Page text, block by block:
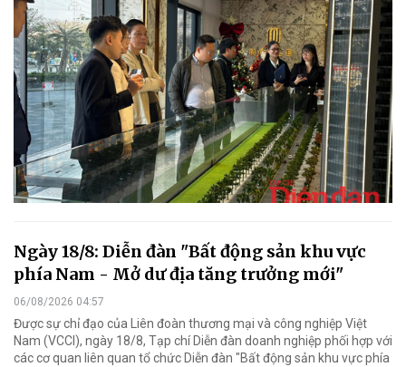
Ngày 18/8: Diễn đàn "Bất động sản khu vực
phía Nam - Mở dư địa tăng trưởng mới"
06/08/2026 04:57
Được sự chỉ đạo của Liên đoàn thương mại và công nghiệp Việt
Nam (VCCI), ngày 18/8, Tạp chí Diễn đàn doanh nghiệp phối hợp với
các cơ quan liên quan tổ chức Diễn đàn "Bất động sản khu vực phía